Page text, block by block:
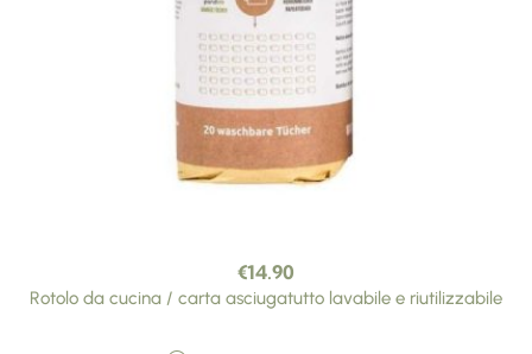
€14.90
Rotolo da cucina / carta asciugatutto lavabile e riutilizzabile